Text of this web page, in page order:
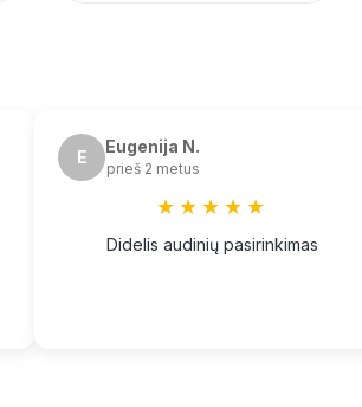
E
Eugenija N.
prieš 2 metus
★★★★★
Didelis audinių pasirinkimas